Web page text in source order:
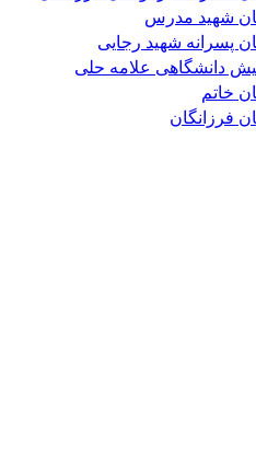
شهید مدرس
پسرانه شهید رجایی
دانشگاهی علامه حلی
خاتم
فرزانگان